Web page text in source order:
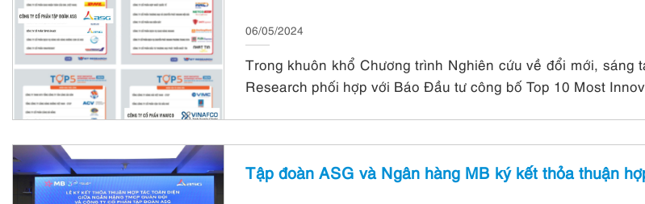
06/05/2024
Trong khuôn khổ Chương trình Nghiên cứu về đổi mới,
Research phối hợp với Báo Đầu tư công bố Top 10 Most
Tập đoàn ASG và Ngân hàng MB ký kết thỏa thuận